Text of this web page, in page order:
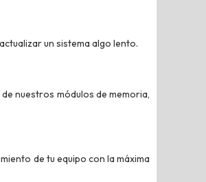
un sistema algo lento.
nuestros módulos de memoria,
de tu equipo con la máxima